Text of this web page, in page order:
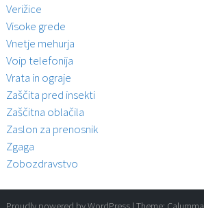
Verižice
Visoke grede
Vnetje mehurja
Voip telefonija
Vrata in ograje
Zaščita pred insekti
Zaščitna oblačila
Zaslon za prenosnik
Zgaga
Zobozdravstvo